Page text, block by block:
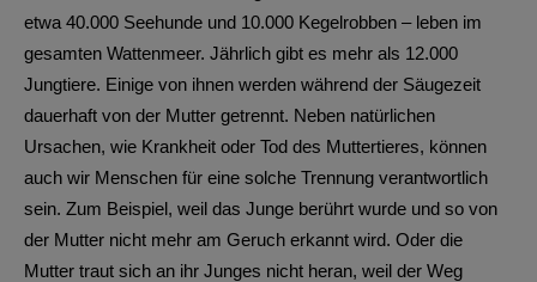
etwa 40.000 Seehunde und 10.000 Kegelrobben – leben im
gesamten Wattenmeer. Jährlich gibt es mehr als 12.000
Jungtiere. Einige von ihnen werden während der Säugezeit
dauerhaft von der Mutter getrennt. Neben natürlichen
Ursachen, wie Krankheit oder Tod des Muttertieres, können
auch wir Menschen für eine solche Trennung verantwortlich
sein. Zum Beispiel, weil das Junge berührt wurde und so von
der Mutter nicht mehr am Geruch erkannt wird. Oder die
Mutter traut sich an ihr Junges nicht heran, weil der Weg